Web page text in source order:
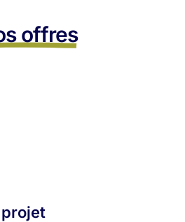
offres